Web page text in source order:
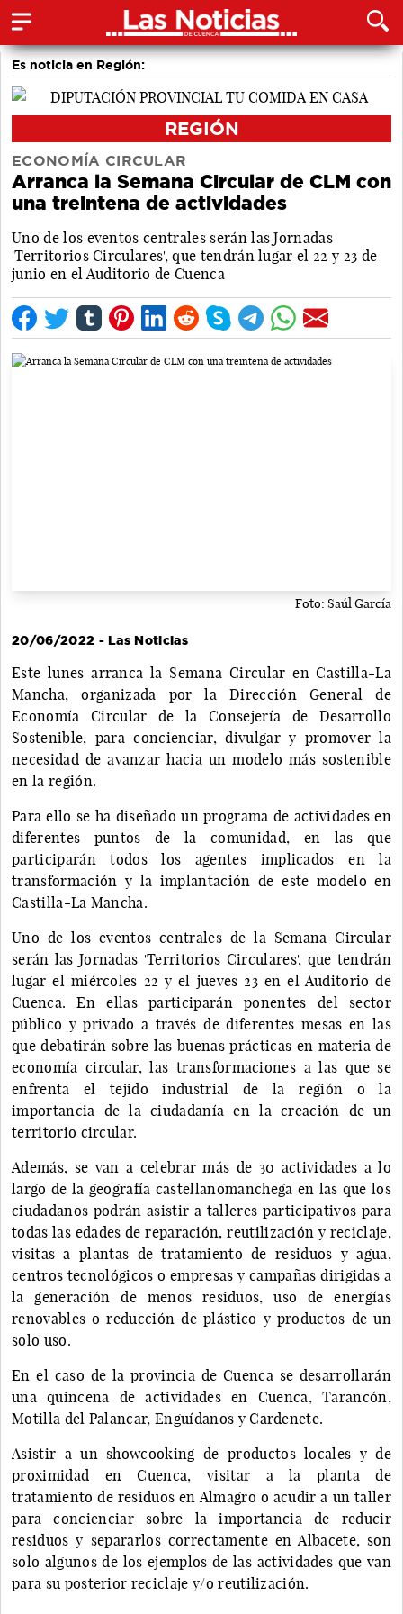
Es noticia en Región:
REGIÓN
ECONOMÍA CIRCULAR
Arranca la Semana Circular de CLM con
una treintena de actividades
Uno de los eventos centrales serán las Jornadas
'Territorios Circulares', que tendrán lugar el 22 y 23 de
junio en el Auditorio de Cuenca
Foto: Saúl García
20/06/2022 - Las Noticias
Este lunes arranca la Semana Circular en Castilla-La
Mancha, organizada por la Dirección General de
Economía Circular de la Consejería de Desarrollo
Sostenible, para concienciar, divulgar y promover la
necesidad de avanzar hacia un modelo más sostenible
en la región.
Para ello se ha diseñado un programa de actividades en
diferentes puntos de la comunidad, en las que
participarán todos los agentes implicados en la
transformación y la implantación de este modelo en
Castilla-La Mancha.
Uno de los eventos centrales de la Semana Circular
serán las Jornadas 'Territorios Circulares', que tendrán
lugar el miércoles 22 y el jueves 23 en el Auditorio de
Cuenca. En ellas participarán ponentes del sector
público y privado a través de diferentes mesas en las
que debatirán sobre las buenas prácticas en materia de
economía circular, las transformaciones a las que se
enfrenta el tejido industrial de la región o la
importancia de la ciudadanía en la creación de un
territorio circular.
Además, se van a celebrar más de 30 actividades a lo
largo de la geografía castellanomanchega en las que los
ciudadanos podrán asistir a talleres participativos para
todas las edades de reparación, reutilización y reciclaje,
visitas a plantas de tratamiento de residuos y agua,
centros tecnológicos o empresas y campañas dirigidas a
la generación de menos residuos, uso de energías
renovables o reducción de plástico y productos de un
solo uso.
En el caso de la provincia de Cuenca se desarrollarán
una quincena de actividades en Cuenca, Tarancón,
Motilla del Palancar, Enguídanos y Cardenete.
Asistir a un showcooking de productos locales y de
proximidad en Cuenca, visitar a la planta de
tratamiento de residuos en Almagro o acudir a un taller
para concienciar sobre la importancia de reducir
residuos y separarlos correctamente en Albacete, son
solo algunos de los ejemplos de las actividades que van
para su posterior reciclaje y/o reutilización.